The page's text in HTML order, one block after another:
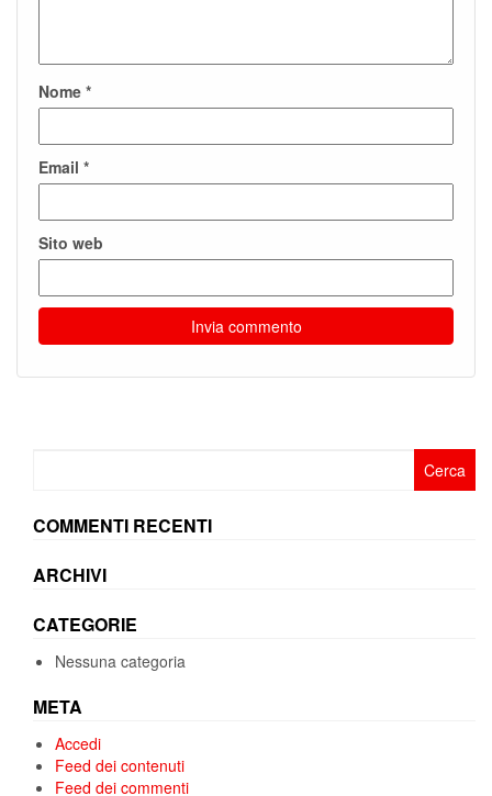
Nome *
Email *
Sito web
COMMENTI RECENTI
ARCHIVI
CATEGORIE
Nessuna categoria
META
Accedi
Feed dei contenuti
Feed dei commenti